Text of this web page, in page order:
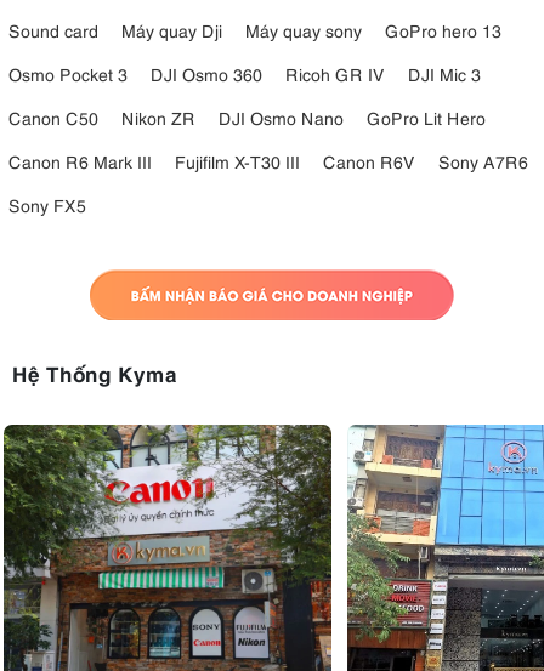
Sound card
Máy quay Dji Máy quay sony
GoPro hero 13
Osmo Pocket 3
DJI Osmo 360 Ricoh GR IV
DJI Mic 3
Canon C50
Nikon ZR DJI Osmo Nano
GoPro Lit Hero
Canon R6 Mark III
Fujifilm X-T30 III Canon R6V
Sony A7R6
Sony FX5
Hệ Thống Kyma